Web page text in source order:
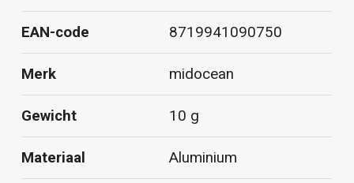
EAN-code 8719941090750
Merk midocean
Gewicht 10 g
Materiaal Aluminium